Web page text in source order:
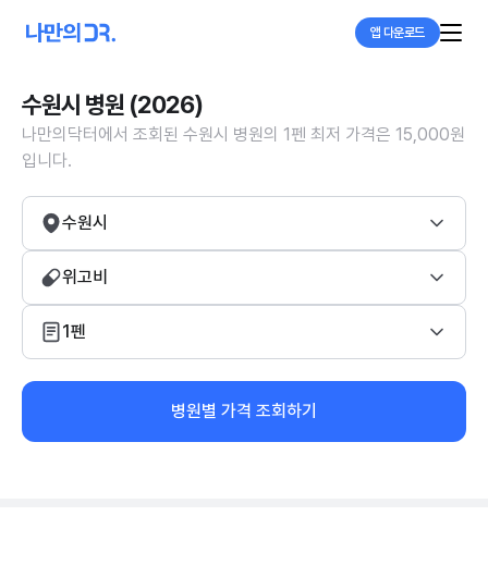
앱 다운로드
수원시 병원 (2026)
나만의닥터에서 조회된 수원시 병원의 1펜 최저 가격은 15,000원
입니다.
수원시
위고비
1펜
병원별 가격 조회하기